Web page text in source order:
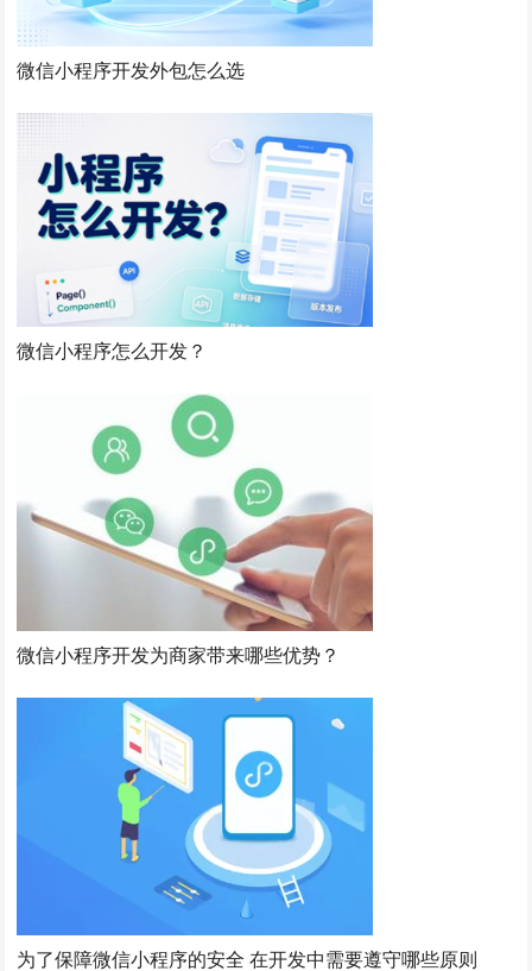
微信小程序开发外包怎么选
微信小程序怎么开发？
微信小程序开发为商家带来哪些优势？
为了保障微信小程序的安全 在开发中需要遵守哪些原则